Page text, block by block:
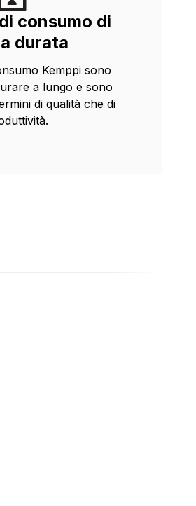
consumo di
durata
Kemppi sono
a lungo e sono
di qualità che di